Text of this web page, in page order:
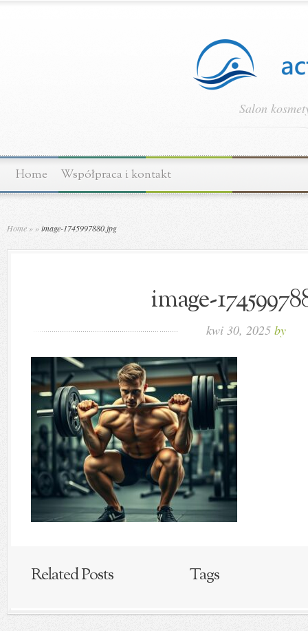
Salon
Home Współpraca i kontakt
Home » »image-1745997880.jpg
image-
kwi 30, 2025 by
Related Posts Tags